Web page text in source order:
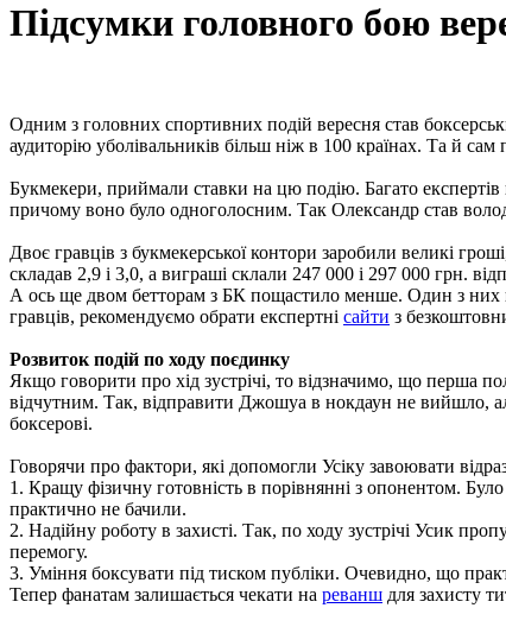
Підсумки головного бою
Одним з головних спортивних подій вересня став
аудиторію уболівальників більш ніж в 100 країнах. Та й
Букмекери, приймали ставки на цю подію. Багато
причому воно було одноголосним. Так Олександр став
Двоє гравців з букмекерської контори заробили великі
складав 2,9 і 3,0, а виграші склали 247 000 і 297 000 грн.
А ось ще двом бетторам з БК пощастило менше. Один з них
гравців, рекомендуємо обрати експертні сайти з
Розвиток подій по ходу поєдинку
Якщо говорити про хід зустрічі, то відзначимо, що перша
відчутним. Так, відправити Джошуа в нокдаун не вийшло,
боксерові.
Говорячи про фактори, які допомогли Усіку завоювати
1. Кращу фізичну готовність в порівнянні з опонентом.
практично не бачили.
2. Надійну роботу в захисті. Так, по ходу зустрічі Усик
перемогу.
3. Уміння боксувати під тиском публіки. Очевидно, що
Тепер фанатам залишається чекати на реванш для захисту